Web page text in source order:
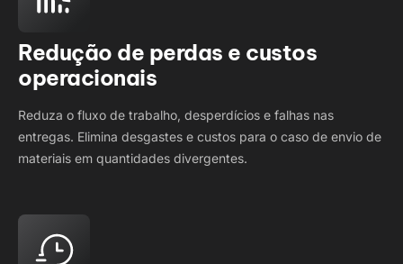
Redução de perdas e custos
operacionais
Reduza o fluxo de trabalho, desperdícios e falhas nas
entregas. Elimina desgastes e custos para o caso de envio de
materiais em quantidades divergentes.